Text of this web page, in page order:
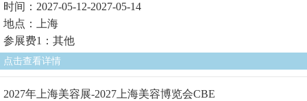
时间：2027-05-12-2027-05-14
地点：上海
参展费1：其他
点击查看详情
2027年上海美容展-2027上海美容博览会CBE